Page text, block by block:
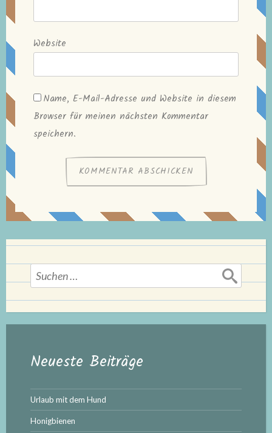
Website
Name, E-Mail-Adresse und Website in diesem
Browser für meinen nächsten Kommentar
speichern.
Suchen
nach:
Neueste Beiträge
Urlaub mit dem Hund
Honigbienen